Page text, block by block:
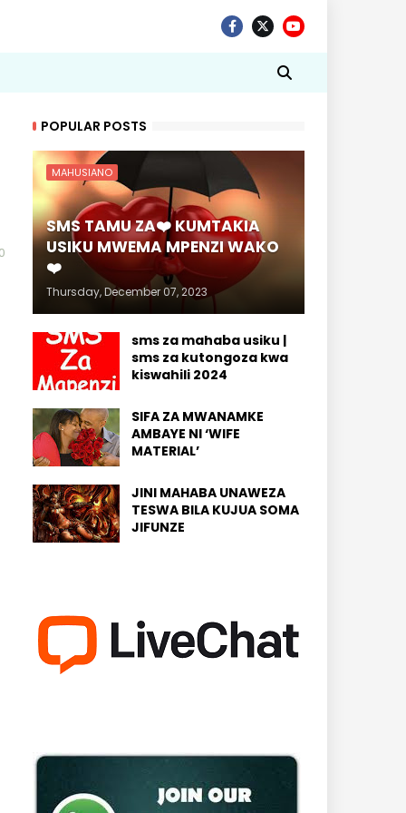
POPULAR POSTS
MAHUSIANO
SMS TAMU ZA❤️ KUMTAKIA
USIKU MWEMA MPENZI WAKO
❤️
Thursday, December 07, 2023
sms za mahaba usiku |
sms za kutongoza kwa
kiswahili 2024
SIFA ZA MWANAMKE
AMBAYE NI ‘WIFE
MATERIAL’
JINI MAHABA UNAWEZA
TESWA BILA KUJUA SOMA
JIFUNZE